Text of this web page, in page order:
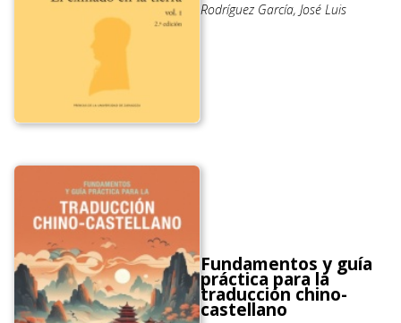
Rodríguez García, José Luis
Fundamentos y guía
práctica para la
traducción chino-
castellano